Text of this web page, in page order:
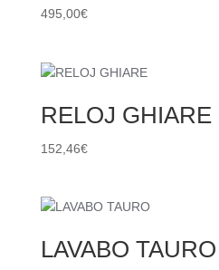
495,00€
RELOJ GHIARE
152,46€
LAVABO TAURO